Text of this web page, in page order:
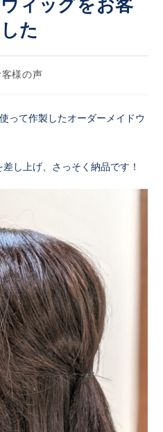
た
客様の声
って作製したオーダーメイドウ
し上げ、さっそく納品です！